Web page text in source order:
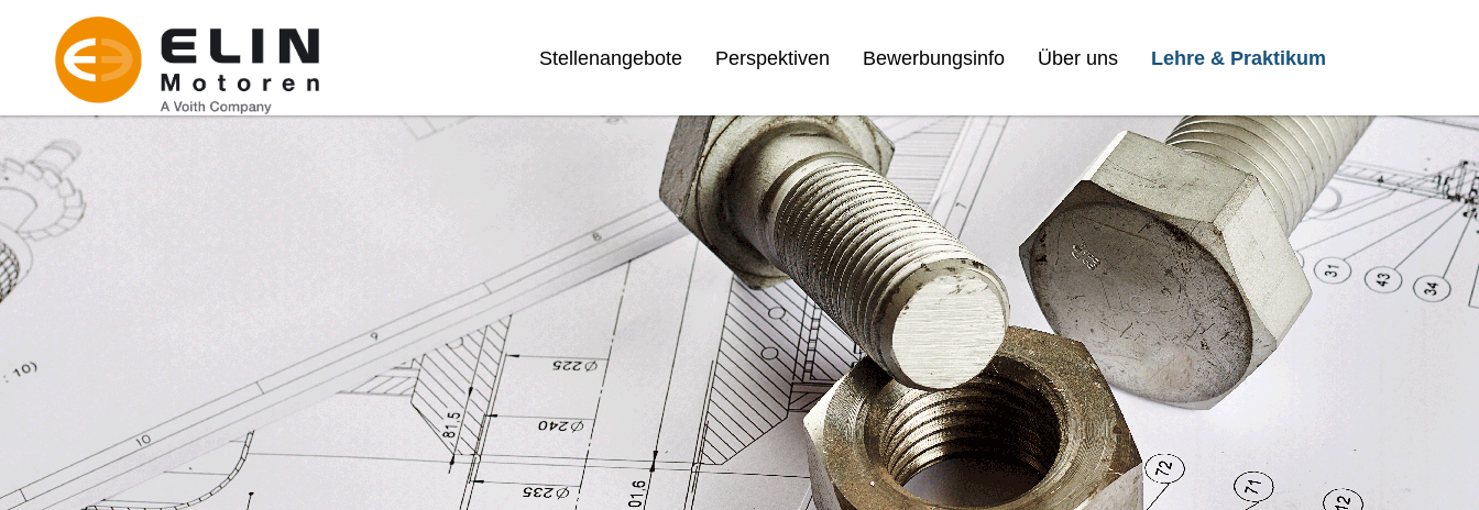
Stellenangebote Perspektiven Bewerbungsinfo Über uns Lehre & Praktikum